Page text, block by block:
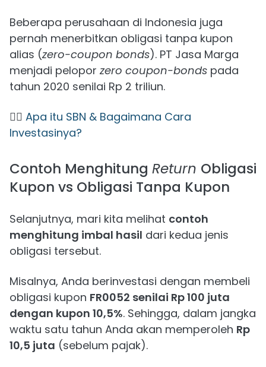
Beberapa perusahaan di Indonesia juga
pernah menerbitkan obligasi tanpa kupon
alias (zero-coupon bonds). PT Jasa Marga
menjadi pelopor zero coupon-bonds pada
tahun 2020 senilai Rp 2 triliun.
👉🏻 Apa itu SBN & Bagaimana Cara
Investasinya?
Contoh Menghitung Return Obligasi
Kupon vs Obligasi Tanpa Kupon
Selanjutnya, mari kita melihat contoh
menghitung imbal hasil dari kedua jenis
obligasi tersebut.
Misalnya, Anda berinvestasi dengan membeli
obligasi kupon FR0052 senilai Rp 100 juta
dengan kupon 10,5%. Sehingga, dalam jangka
waktu satu tahun Anda akan memperoleh Rp
10,5 juta (sebelum pajak).